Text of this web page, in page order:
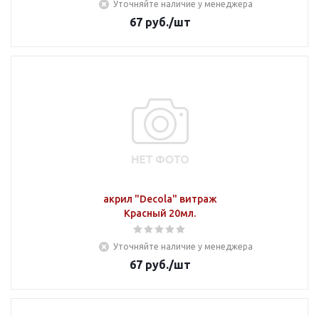
Уточняйте наличие у менеджера
67руб./шт
акрил "Decola" витраж
Красный 20мл.
Уточняйте наличие у менеджера
67руб./шт